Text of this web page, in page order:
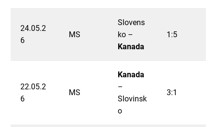
24.05.2
6
MS
Slovens
ko –
Kanada
1:5
22.05.2
6
MS
Kanada
–
Slovinsk
o
3:1